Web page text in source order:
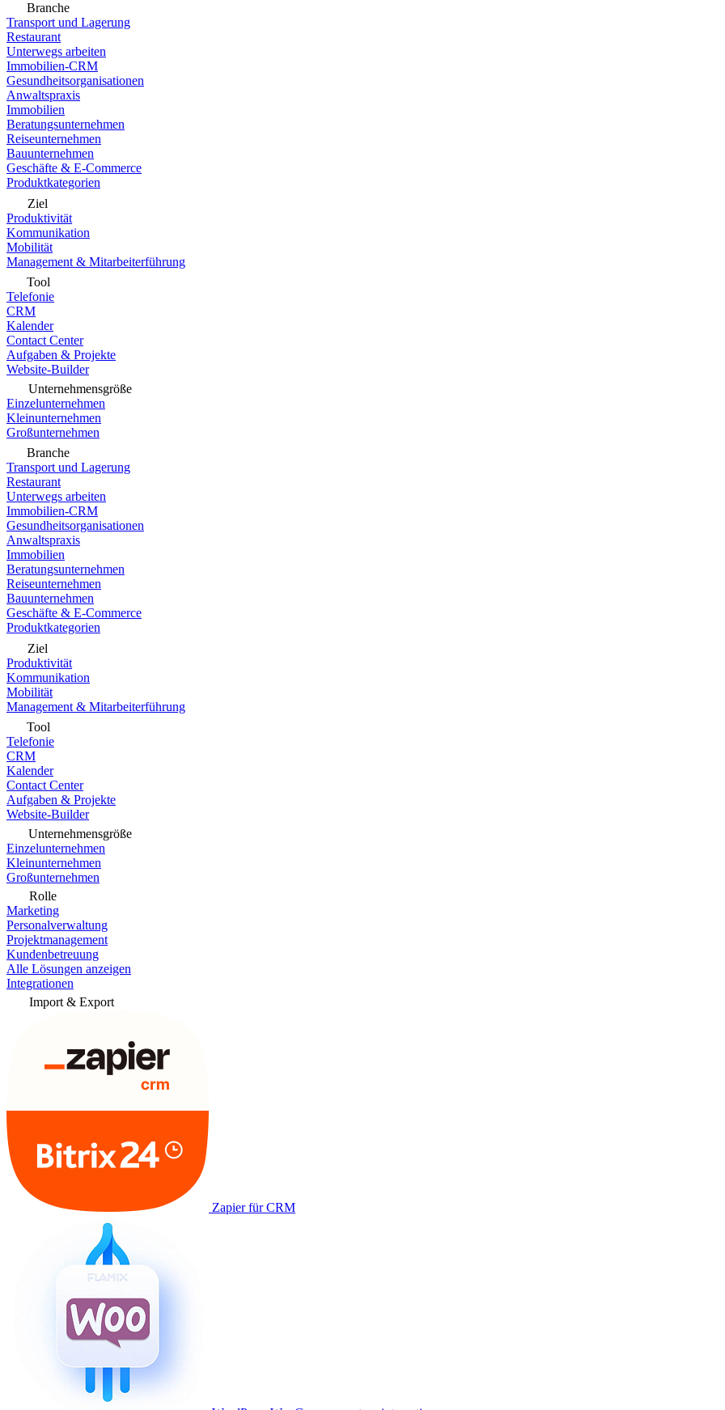
Branche
Transport und Lagerung
Restaurant
Unterwegs arbeiten
Immobilien-CRM
Gesundheitsorganisationen
Anwaltspraxis
Immobilien
Beratungsunternehmen
Reiseunternehmen
Bauunternehmen
Geschäfte & E-Commerce
Produktkategorien
Ziel
Produktivität
Kommunikation
Mobilität
Management & Mitarbeiterführung
Tool
Telefonie
CRM
Kalender
Contact Center
Aufgaben & Projekte
Website-Builder
Unternehmensgröße
Einzelunternehmen
Kleinunternehmen
Großunternehmen
Branche
Transport und Lagerung
Restaurant
Unterwegs arbeiten
Immobilien-CRM
Gesundheitsorganisationen
Anwaltspraxis
Immobilien
Beratungsunternehmen
Reiseunternehmen
Bauunternehmen
Geschäfte & E-Commerce
Produktkategorien
Ziel
Produktivität
Kommunikation
Mobilität
Management & Mitarbeiterführung
Tool
Telefonie
CRM
Kalender
Contact Center
Aufgaben & Projekte
Website-Builder
Unternehmensgröße
Einzelunternehmen
Kleinunternehmen
Großunternehmen
Rolle
Marketing
Personalverwaltung
Projektmanagement
Kundenbetreuung
Alle Lösungen anzeigen
Integrationen
Import & Export
Zapier für CRM